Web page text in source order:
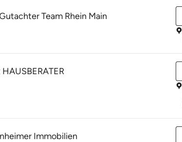
Team Rhein Main
HAUSBERATER
Immobilien